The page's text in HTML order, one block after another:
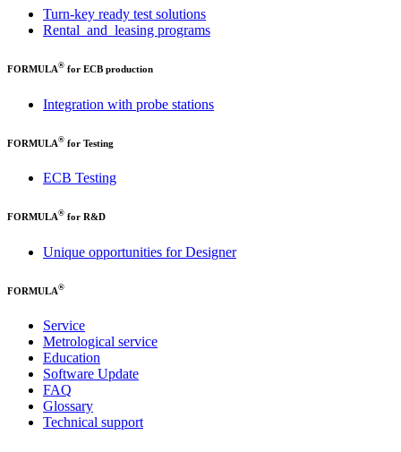
Turn-key ready test solutions
Rental and leasing programs
FORMULA® for ECB production
Integration with probe stations
FORMULA® for Testing
ECB Testing
FORMULA® for R&D
Unique opportunities for Designer
FORMULA®
Service
Metrological service
Education
Software Update
FAQ
Glossary
Technical support